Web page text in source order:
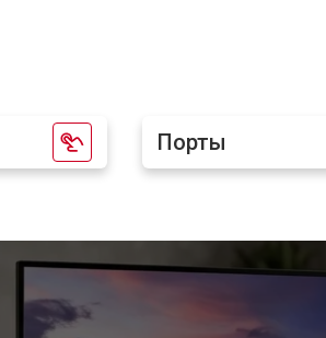
мин от 2600 ₽
мин
130 мин
Порты